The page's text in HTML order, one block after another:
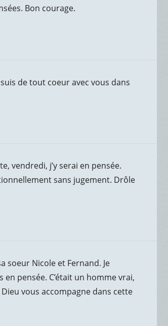
Bon courage.
de tout coeur avec vous dans
vendredi, j’y serai en pensée.
sans jugement. Drôle
soeur Nicole et Fernand. Je
en pensée. C’était un homme vrai,
vous accompagne dans cette